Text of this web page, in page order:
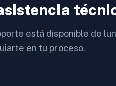
está disponible de
en tu proceso.